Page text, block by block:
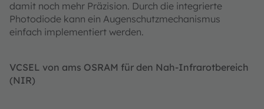
damit noch mehr Präzision. Durch die integrierte
Photodiode kann ein Augenschutzmechanismus
einfach implementiert werden.
VCSEL von ams OSRAM für den Nah-Infrarotbereich
(NIR)